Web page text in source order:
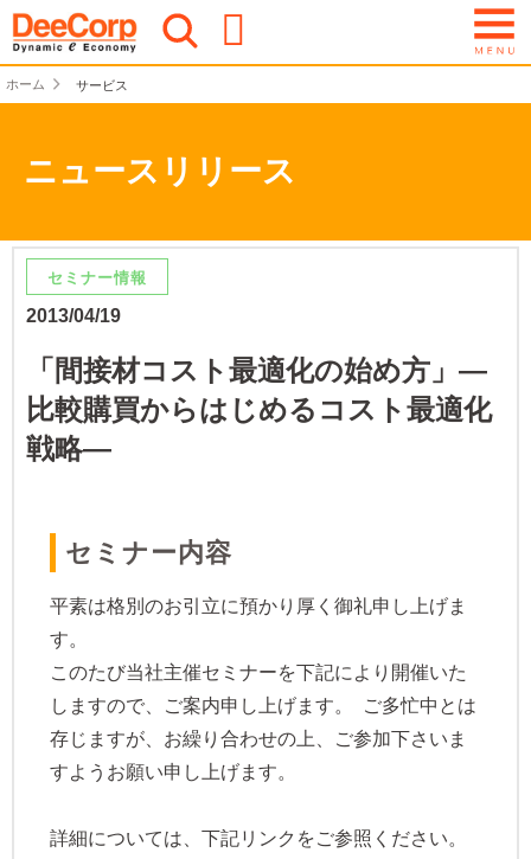
ホーム サービス
ニュースリリース
セミナー情報
2013/04/19
「間接材コスト最適化の始め方」―
比較購買からはじめるコスト最適化
戦略―
​セミナー内容
平素は格別のお引立に預かり厚く御礼申し上げま
す。
このたび当社主催セミナーを下記により開催いた
しますので、ご案内申し上げます。 ご多忙中とは
存じますが、お繰り合わせの上、ご参加下さいま
すようお願い申し上げます。
詳細については、下記リンクをご参照ください。